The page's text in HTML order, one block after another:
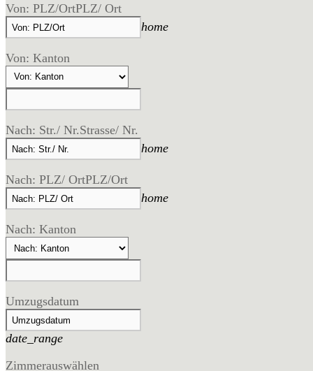
Von: PLZ/OrtPLZ/ Ort
home
Von: Kanton
Nach: Str./ Nr.Strasse/ Nr.
home
Nach: PLZ/ OrtPLZ/Ort
home
Nach: Kanton
Umzugsdatum
date_range
Zimmerauswählen